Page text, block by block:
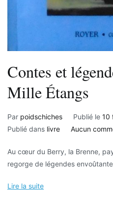
Contes et
Mille Étangs
Par poidschiches Publié le 10
Publié dans livre Aucun
Au cœur du Berry, la Brenne,
regorge de légendes
Lire la suite